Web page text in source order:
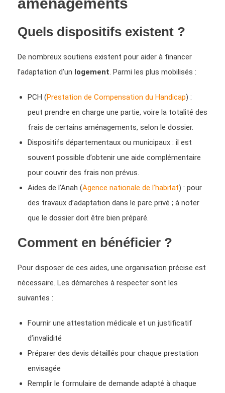
aménagements
Quels dispositifs existent ?
De nombreux soutiens existent pour aider à financer
l’adaptation d’un logement. Parmi les plus mobilisés :
PCH (Prestation de Compensation du Handicap) :
peut prendre en charge une partie, voire la totalité des
frais de certains aménagements, selon le dossier.
Dispositifs départementaux ou municipaux : il est
souvent possible d’obtenir une aide complémentaire
pour couvrir des frais non prévus.
Aides de l’Anah (Agence nationale de l’habitat) : pour
des travaux d’adaptation dans le parc privé ; à noter
que le dossier doit être bien préparé.
Comment en bénéficier ?
Pour disposer de ces aides, une organisation précise est
nécessaire. Les démarches à respecter sont les
suivantes :
Fournir une attestation médicale et un justificatif
d’invalidité
Préparer des devis détaillés pour chaque prestation
envisagée
Remplir le formulaire de demande adapté à chaque